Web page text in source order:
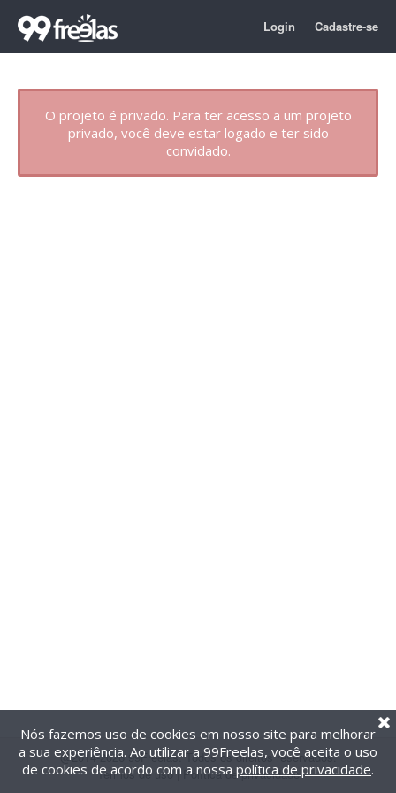
Login Cadastre-se
O projeto é privado. Para ter acesso a um projeto
privado, você deve estar logado e ter sido
convidado.
@2014-2026 99Freelas. Todos os direitos reservados.
Termos de uso| Política de privacidade
Nós fazemos uso de cookies em nosso site para melhorar
a sua experiência. Ao utilizar a 99Freelas, você aceita o uso
de cookies de acordo com a nossa política de privacidade.